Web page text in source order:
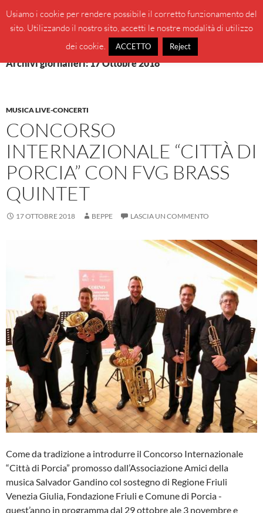
contenuto
BeppeBlog
MENU
Archivi giornalieri: 17 Ottobre 2018
MUSICA LIVE-CONCERTI
CONCORSO
INTERNAZIONALE “CITTÀ DI
PORCIA” CON FVG BRASS
QUINTET
17 OTTOBRE 2018 BEPPE LASCIA UN COMMENTO
Come da tradizione a introdurre il Concorso Internazionale
“Città di Porcia” promosso dall’Associazione Amici della
musica Salvador Gandino col sostegno di Regione Friuli
Venezia Giulia, Fondazione Friuli e Comune di Porcia -
quest’anno in programma dal 29 ottobre ale 3 novembre e
Usiamo i cookie per rendere possibile il corretto funzionamento del
sito. Utilizzando il nostro sito, accetti le nostre modalità di utilizzo
dei cookie.
ACCETTO Reject